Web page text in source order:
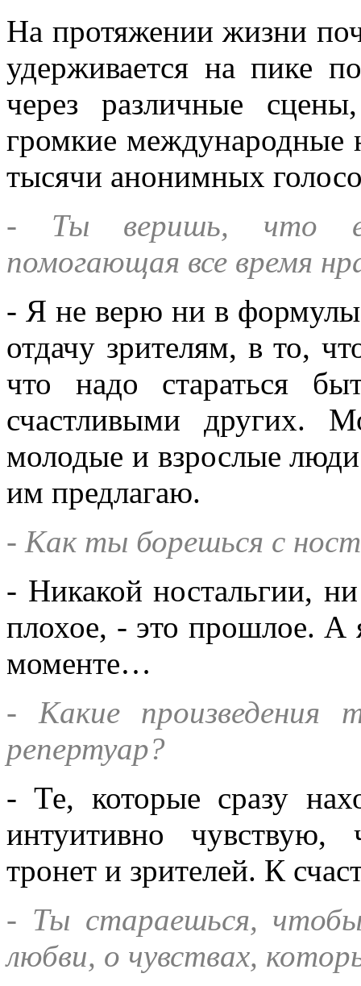
На протяжении жизни
удерживается на пике
через различные
громкие международные
тысячи анонимных
- Ты веришь, что
помогающая все время
- Я не верю ни в
отдачу зрителям, в то,
что надо стараться
счастливыми других.
молодые и взрослые
им предлагаю.
- Как ты борешься с
- Никакой ностальгии,
плохое, - это прошлое. А
моменте…
- Какие произведения
репертуар?
- Те, которые сразу
интуитивно
тронет и зрителей. К
- Ты стараешься, чтобы
любви, о чувствах,